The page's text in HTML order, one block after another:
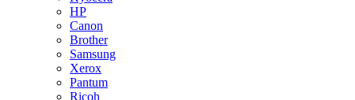
HP
Canon
Brother
Samsung
Xerox
Pantum
Ricoh